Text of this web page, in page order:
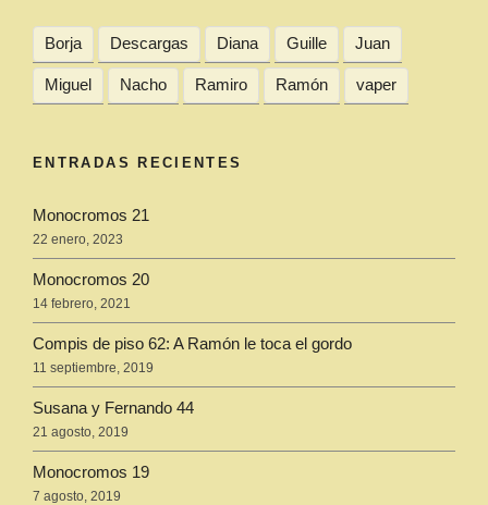
Borja Descargas Diana Guille Juan
Miguel Nacho Ramiro Ramón vaper
ENTRADAS RECIENTES
Monocromos 21
22 enero, 2023
Monocromos 20
14 febrero, 2021
Compis de piso 62: A Ramón le toca el gordo
11 septiembre, 2019
Susana y Fernando 44
21 agosto, 2019
Monocromos 19
7 agosto, 2019